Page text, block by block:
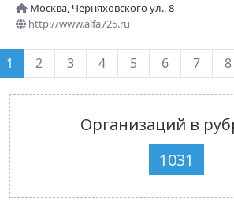
Москва, Черняховского ул., 8
http://www.alfa725.ru
1 2 3 4 5 6 7 8
Организаций в
1031